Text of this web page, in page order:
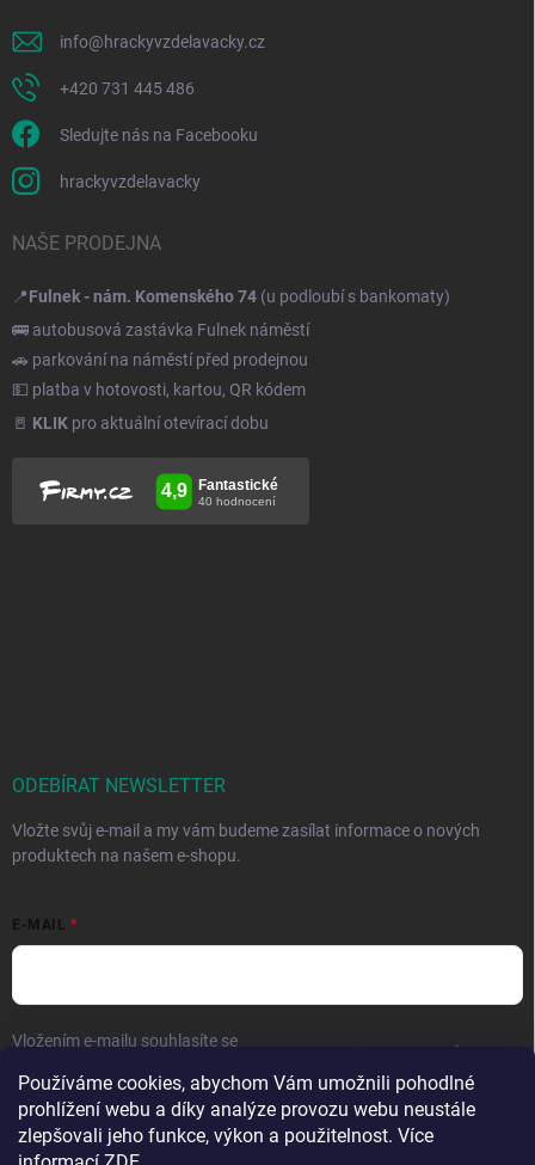
Používáme cookies, abychom Vám umožnili pohodlné
prohlížení webu a díky analýze provozu webu neustále
zlepšovali jeho funkce, výkon a použitelnost. Více
info@hrackyvzdelavacky.cz
+420 731 445 486
Sledujte nás na Facebooku
hrackyvzdelavacky
NAŠE PRODEJNA
📍Fulnek - nám. Komenského 74 (u podloubí s bankomaty)
🚌 autobusová zastávka Fulnek náměstí
🚗 parkování na náměstí před prodejnou
💵 platba v hotovosti, kartou, QR kódem
🚪 KLIK pro aktuální otevírací dobu
ODEBÍRAT NEWSLETTER
Vložte svůj e-mail a my vám budeme zasílat informace o nových
produktech na našem e-shopu.
E-MAIL
Vložením e-mailu souhlasíte se .
Přihlásit se